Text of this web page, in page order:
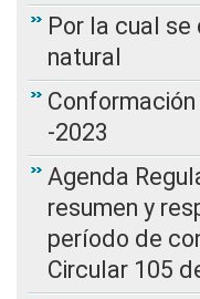
Por la cual
natural
-2023
Agenda
resumen y
período de
Circular 105